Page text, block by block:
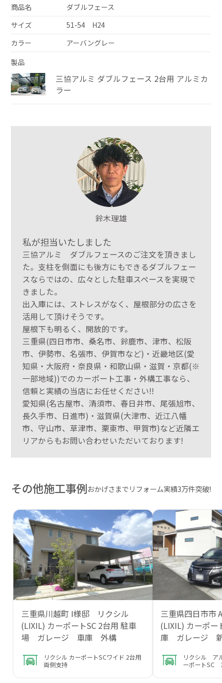
商品名
ダブルフェース
サイズ
51-54 H24
カラー
アーバングレー
製品
三協アルミ ダブルフェース 2台用 アルミカ
ラー
鈴木理雄
私が担当いたしました
三協アルミ ダブルフェースのご注文を頂きまし
た。支柱を側面にも後方にもできるダブルフェー
スならではの、広々とした駐車スペースを実現で
きました。
出入庫には、ストレスがなく、屋根部分の広さを
活用して頂けそうです。
屋根下も明るく、開放的です。
三重県(四日市市、桑名市、鈴鹿市、津市、松阪
市、伊勢市、名張市、伊賀市など)・近畿地区(愛
知県・大阪府・奈良県・和歌山県・滋賀・京都(※
一部地域))でのカーポート工事・外構工事なら、
信頼と実績の当店にお任せください!!
愛知県(名古屋市、清須市、春日井市、尾張旭市、
長久手市、日進市)・滋賀県(大津市、近江八幡
市、守山市、草津市、栗東市、甲賀市)など近隣エ
リアからもお問い合わせいただいております!
その他施工事例おかげさまでリフォーム実績3万件突破!
三重県川越町 I様邸 リクシル
(LIXIL) カーポートSC 2台用 駐車
場 ガレージ 車庫 外構
リクシル カーポートSCワイド 2台用
両側支持
三重県四日市市
(LIXIL) カーポ
庫 ガレージ
リクシル ア
ーポートSC